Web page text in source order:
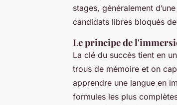
stages, généralement
candidats libres bloqués
Le principe de
La clé du succès tient en
trous de mémoire et on
apprendre une langue en
formules les plus